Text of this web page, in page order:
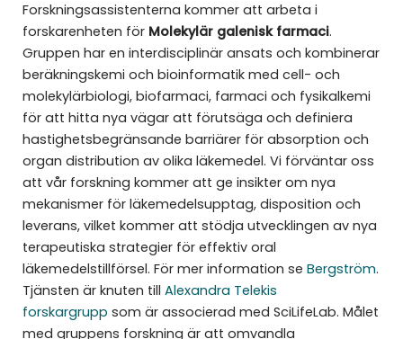
Forskningsassistenterna kommer att arbeta i
forskarenheten för Molekylär galenisk farmaci.
Gruppen har en interdisciplinär ansats och kombinerar
beräkningskemi och bioinformatik med cell- och
molekylärbiologi, biofarmaci, farmaci och fysikalkemi
för att hitta nya vägar att förutsäga och definiera
hastighetsbegränsande barriärer för absorption och
organ distribution av olika läkemedel. Vi förväntar oss
att vår forskning kommer att ge insikter om nya
mekanismer för läkemedelsupptag, disposition och
leverans, vilket kommer att stödja utvecklingen av nya
terapeutiska strategier för effektiv oral
läkemedelstillförsel. För mer information se Bergström.
Tjänsten är knuten till Alexandra Telekis
forskargrupp som är associerad med SciLifeLab. Målet
med gruppens forskning är att omvandla